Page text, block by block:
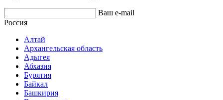
Ваш e-mail
Россия
Алтай
Архангельская область
Адыгея
Абхазия
Бурятия
Байкал
Башкирия